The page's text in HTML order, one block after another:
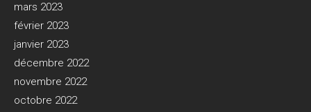
mars 2023
février 2023
janvier 2023
décembre 2022
novembre 2022
octobre 2022